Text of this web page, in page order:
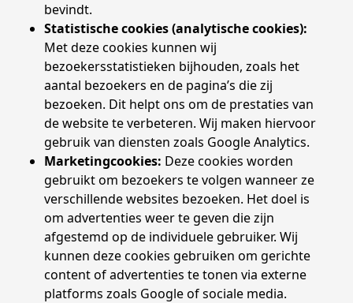
bevindt.
Statistische cookies (analytische cookies):
Met deze cookies kunnen wij
bezoekersstatistieken bijhouden, zoals het
aantal bezoekers en de pagina’s die zij
bezoeken. Dit helpt ons om de prestaties van
de website te verbeteren. Wij maken hiervoor
gebruik van diensten zoals Google Analytics.
Marketingcookies: Deze cookies worden
gebruikt om bezoekers te volgen wanneer ze
verschillende websites bezoeken. Het doel is
om advertenties weer te geven die zijn
afgestemd op de individuele gebruiker. Wij
kunnen deze cookies gebruiken om gerichte
content of advertenties te tonen via externe
platforms zoals Google of sociale media.